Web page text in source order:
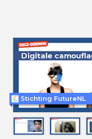
Stichting FutureNL